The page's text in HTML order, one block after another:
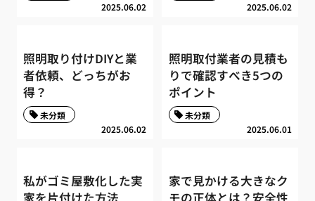
2025.06.02 2025.06.02
照明取り付けDIYと業
者依頼、どっちがお
得？
2025.06.02
未分類
照明取付業者の見積も
りで確認すべき5つの
ポイント
2025.06.01
未分類
私がゴミ屋敷化した実
家を片付けた方法
家で見かける大きなク
モの正体とは？安全性